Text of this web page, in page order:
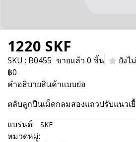
1220 SKF
SKU : B0455 ขายแล้ว 0 ชิ้น
ยังไ
฿0
คำอธิบายสินค้าแบบย่อ
ตลับลูกปืนเม็ดกลมสองแถวปรับแนวเยื้
แบรนด์:
SKF
หมวดหมู่: